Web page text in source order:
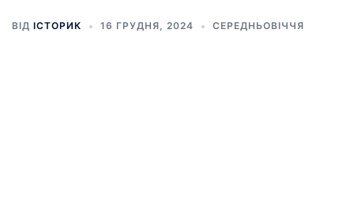
ВІД ІСТОРИК 16 ГРУДНЯ, 2024 СЕРЕДНЬОВІЧЧЯ